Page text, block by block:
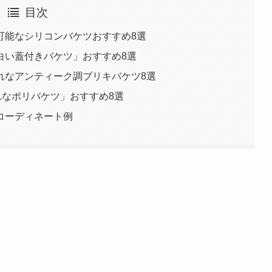
目次
なシリコンバケツおすすめ8選
蓋付きバケツ」おすすめ8選
アンティーク調ブリキバケツ8選
ポリバケツ」おすすめ8選
ーディネート例